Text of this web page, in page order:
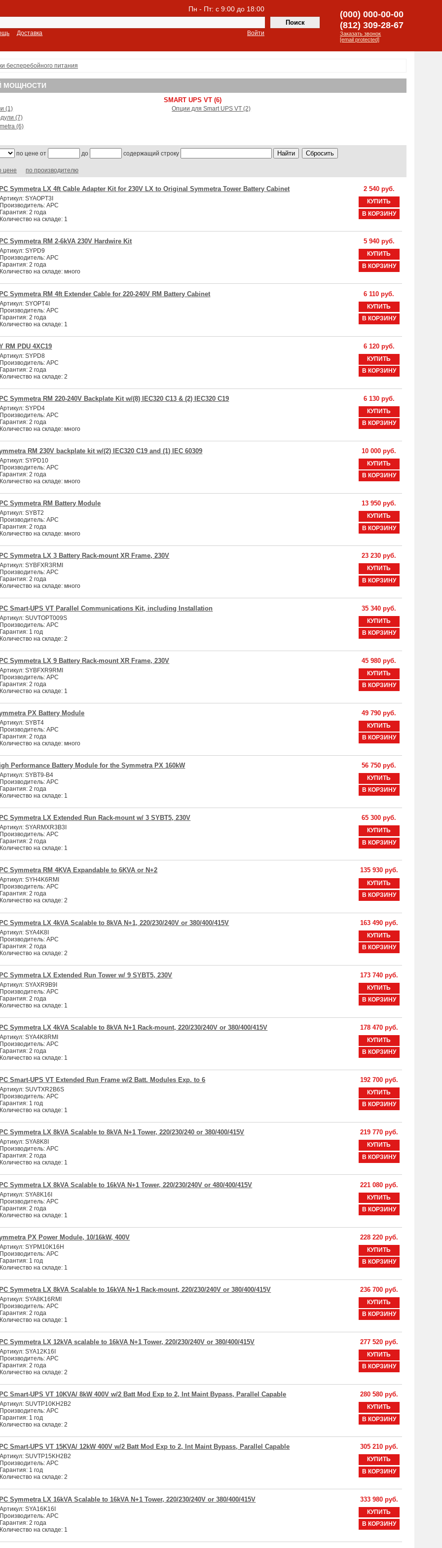
(000) 000-00-00
(812) 309-28-67
Заказать звонок
[email protected]
Пн - Пт: c 9:00 до 18:00
Войти
Доставка
бесперебойного питания
МОЩНОСТИ
(1)
(7)
(6)
SMART UPS VT (6)
Опции для Smart UPS VT (2)
по цене от до содержащий строку
цене по производителю
2 540 руб.
КУПИТЬ
В КОРЗИНУ
Symmetra LX 4ft Cable Adapter Kit for 230V LX to Original Symmetra Tower Battery Cabinet
Артикул:SYAOPT3I
Производитель:APC
Гарантия:2 года
Количество на складе: 1
5 940 руб.
КУПИТЬ
В КОРЗИНУ
Symmetra RM 2-6kVA 230V Hardwire Kit
Артикул:SYPD9
Производитель:APC
Гарантия:2 года
Количество на складе:много
6 110 руб.
КУПИТЬ
В КОРЗИНУ
Symmetra RM 4ft Extender Cable for 220-240V RM Battery Cabinet
Артикул:SYOPT4I
Производитель:APC
Гарантия:2 года
Количество на складе: 1
6 120 руб.
КУПИТЬ
В КОРЗИНУ
RM PDU 4XC19
Артикул:SYPD8
Производитель:APC
Гарантия:2 года
Количество на складе:2
6 130 руб.
КУПИТЬ
В КОРЗИНУ
Symmetra RM 220-240V Backplate Kit w/(8) IEC320 C13 & (2) IEC320 C19
Артикул:SYPD4
Производитель:APC
Гарантия:2 года
Количество на складе:много
10 000 руб.
КУПИТЬ
В КОРЗИНУ
RM 230V backplate kit w/(2) IEC320 C19 and (1) IEC 60309
Артикул:SYPD10
Производитель:APC
Гарантия:2 года
Количество на складе:много
13 950 руб.
КУПИТЬ
В КОРЗИНУ
Symmetra RM Battery Module
Артикул:SYBT2
Производитель:APC
Гарантия:2 года
Количество на складе:много
23 230 руб.
КУПИТЬ
В КОРЗИНУ
Symmetra LX 3 Battery Rack-mount XR Frame, 230V
Артикул:SYBFXR3RMI
Производитель:APC
Гарантия:2 года
Количество на складе:много
35 340 руб.
КУПИТЬ
В КОРЗИНУ
Smart-UPS VT Parallel Communications Kit, including Installation
Артикул:SUVTOPT009S
Производитель:APC
Гарантия: 1 год
Количество на складе:2
45 980 руб.
КУПИТЬ
В КОРЗИНУ
Symmetra LX 9 Battery Rack-mount XR Frame, 230V
Артикул:SYBFXR9RMI
Производитель:APC
Гарантия:2 года
Количество на складе: 1
49 790 руб.
КУПИТЬ
В КОРЗИНУ
PX Battery Module
Артикул:SYBT4
Производитель:APC
Гарантия:2 года
Количество на складе:много
56 750 руб.
КУПИТЬ
В КОРЗИНУ
Performance Battery Module for the Symmetra PX 160kW
Артикул:SYBT9-B4
Производитель:APC
Гарантия:2 года
Количество на складе: 1
65 300 руб.
КУПИТЬ
В КОРЗИНУ
Symmetra LX Extended Run Rack-mount w/ 3 SYBT5, 230V
Артикул:SYARMXR3B3I
Производитель:APC
Гарантия:2 года
Количество на складе: 1
135 930 руб.
КУПИТЬ
В КОРЗИНУ
Symmetra RM 4KVA Expandable to 6KVA or N+2
Артикул:SYH4K6RMI
Производитель:APC
Гарантия:2 года
Количество на складе:2
163 490 руб.
КУПИТЬ
В КОРЗИНУ
Symmetra LX 4kVA Scalable to 8kVA N+1, 220/230/240V or 380/400/415V
Артикул:SYA4K8I
Производитель:APC
Гарантия:2 года
Количество на складе:2
173 740 руб.
КУПИТЬ
В КОРЗИНУ
Symmetra LX Extended Run Tower w/ 9 SYBT5, 230V
Артикул:SYAXR9B9I
Производитель:APC
Гарантия:2 года
Количество на складе: 1
178 470 руб.
КУПИТЬ
В КОРЗИНУ
Symmetra LX 4kVA Scalable to 8kVA N+1 Rack-mount, 220/230/240V or 380/400/415V
Артикул:SYA4K8RMI
Производитель:APC
Гарантия:2 года
Количество на складе: 1
192 700 руб.
КУПИТЬ
В КОРЗИНУ
Smart-UPS VT Extended Run Frame w/2 Batt. Modules Exp. to 6
Артикул:SUVTXR2B6S
Производитель:APC
Гарантия: 1 год
Количество на складе: 1
219 770 руб.
КУПИТЬ
В КОРЗИНУ
Symmetra LX 8kVA Scalable to 8kVA N+1 Tower, 220/230/240 or 380/400/415V
Артикул:SYA8K8I
Производитель:APC
Гарантия:2 года
Количество на складе: 1
221 080 руб.
КУПИТЬ
В КОРЗИНУ
Symmetra LX 8kVA Scalable to 16kVA N+1 Tower, 220/230/240V or 480/400/415V
Артикул:SYA8K16I
Производитель:APC
Гарантия:2 года
Количество на складе: 1
228 220 руб.
КУПИТЬ
В КОРЗИНУ
PX Power Module, 10/16kW, 400V
Артикул:SYPM10K16H
Производитель:APC
Гарантия: 1 год
Количество на складе: 1
236 700 руб.
КУПИТЬ
В КОРЗИНУ
Symmetra LX 8kVA Scalable to 16kVA N+1 Rack-mount, 220/230/240V or 380/400/415V
Артикул:SYA8K16RMI
Производитель:APC
Гарантия:2 года
Количество на складе: 1
277 520 руб.
КУПИТЬ
В КОРЗИНУ
Symmetra LX 12kVA scalable to 16kVA N+1 Tower, 220/230/240V or 380/400/415V
Артикул:SYA12K16I
Производитель:APC
Гарантия:2 года
Количество на складе:2
280 580 руб.
КУПИТЬ
В КОРЗИНУ
Smart-UPS VT 10KVA/ 8kW 400V w/2 Batt Mod Exp to 2, Int Maint Bypass, Parallel Capable
Артикул:SUVTP10KH2B2
Производитель:APC
Гарантия: 1 год
Количество на складе:2
305 210 руб.
КУПИТЬ
В КОРЗИНУ
Smart-UPS VT 15KVA/ 12kW 400V w/2 Batt Mod Exp to 2, Int Maint Bypass, Parallel Capable
Артикул:SUVTP15KH2B2
Производитель:APC
Гарантия: 1 год
Количество на складе:2
333 980 руб.
КУПИТЬ
В КОРЗИНУ
Symmetra LX 16kVA Scalable to 16kVA N+1 Tower, 220/230/240V or 380/400/415V
Артикул:SYA16K16I
Производитель:APC
Гарантия:2 года
Количество на складе: 1